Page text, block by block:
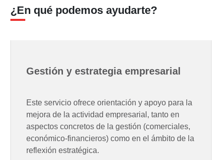
¿En qué podemos ayudarte?
Gestión y estrategia empresarial
Este servicio ofrece orientación y apoyo para la
mejora de la actividad empresarial, tanto en
aspectos concretos de la gestión (comerciales,
económico-financieros) como en el ámbito de la
reflexión estratégica.